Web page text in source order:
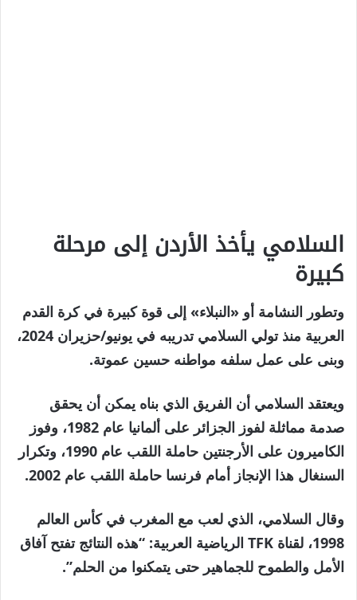
السلامي يأخذ الأردن إلى مرحلة
كبيرة
وتطور النشامة أو «النبلاء» إلى قوة كبيرة في كرة القدم
العربية منذ تولي السلامي تدريبه في يونيو/حزيران 2024،
وبنى على عمل سلفه مواطنه حسين عموتة.
ويعتقد السلامي أن الفريق الذي بناه يمكن أن يحقق
صدمة مماثلة لفوز الجزائر على ألمانيا عام 1982، وفوز
الكاميرون على الأرجنتين حاملة اللقب عام 1990، وتكرار
السنغال هذا الإنجاز أمام فرنسا حاملة اللقب عام 2002.
وقال السلامي، الذي لعب مع المغرب في كأس العالم
1998، لقناة TFK الرياضية العربية: “هذه النتائج تفتح آفاق
الأمل والطموح للجماهير حتى يتمكنوا من الحلم”.